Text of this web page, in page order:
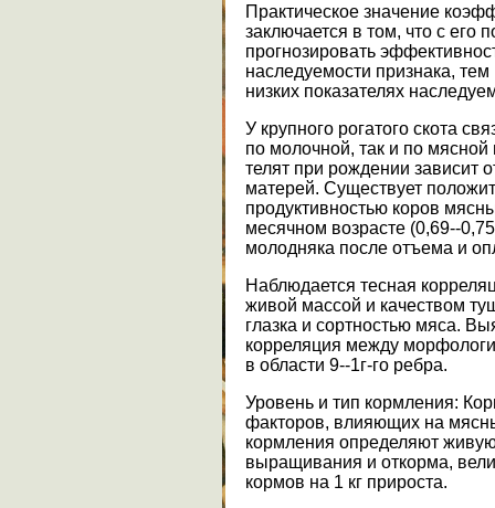
Практическое значение
заключается в том, что с
прогнозировать
наследуемости признака,
низких показателях
У крупного рогатого скота
по молочной, так и по
телят при рождении зависит
матерей. Существует
продуктивностью коров
месячном возрасте (0,69--
молодняка после отъема и
Наблюдается тесная
живой массой и качеством
глазка и сортностью мяса.
корреляция между
в области 9--1г-го ребра.
Уровень и тип кормления:
факторов, влияющих на
кормления определяют
выращивания и откорма,
кормов на 1 кг прироста.